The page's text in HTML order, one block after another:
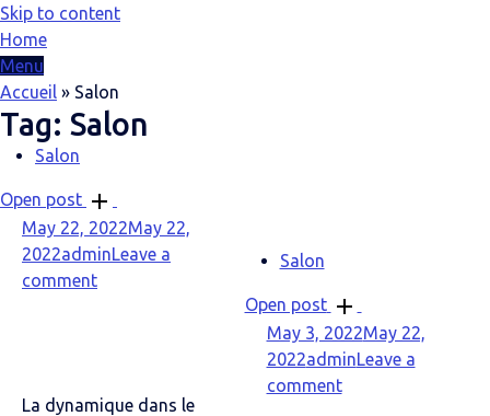
Skip to content
Home
Menu
Accueil » Salon
Tag: Salon
Salon
Open post
May 22, 2022May 22,
2022adminLeave a
comment
La dynamique dans le
Salon
Open post
May 3, 2022May 22,
2022adminLeave a
comment